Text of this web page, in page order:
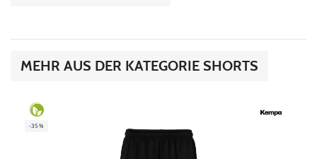
MEHR AUS DER KATEGORIE SHORTS
-35%